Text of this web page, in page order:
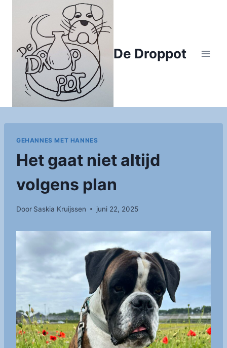
De Droppot
GEHANNES MET HANNES
Het gaat niet altijd
volgens plan
Door Saskia Kruijssen juni 22, 2025